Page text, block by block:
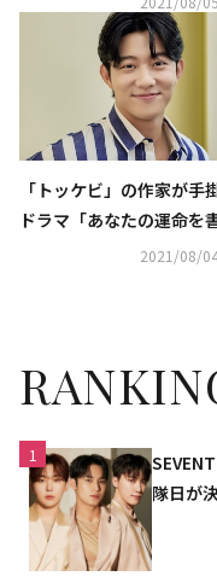
やかなCGが見どころ”
「トッケビ」の作家が手
ドラマ「あなたの運命を
います」が日本初放送！
2021/08/
1
隊日が